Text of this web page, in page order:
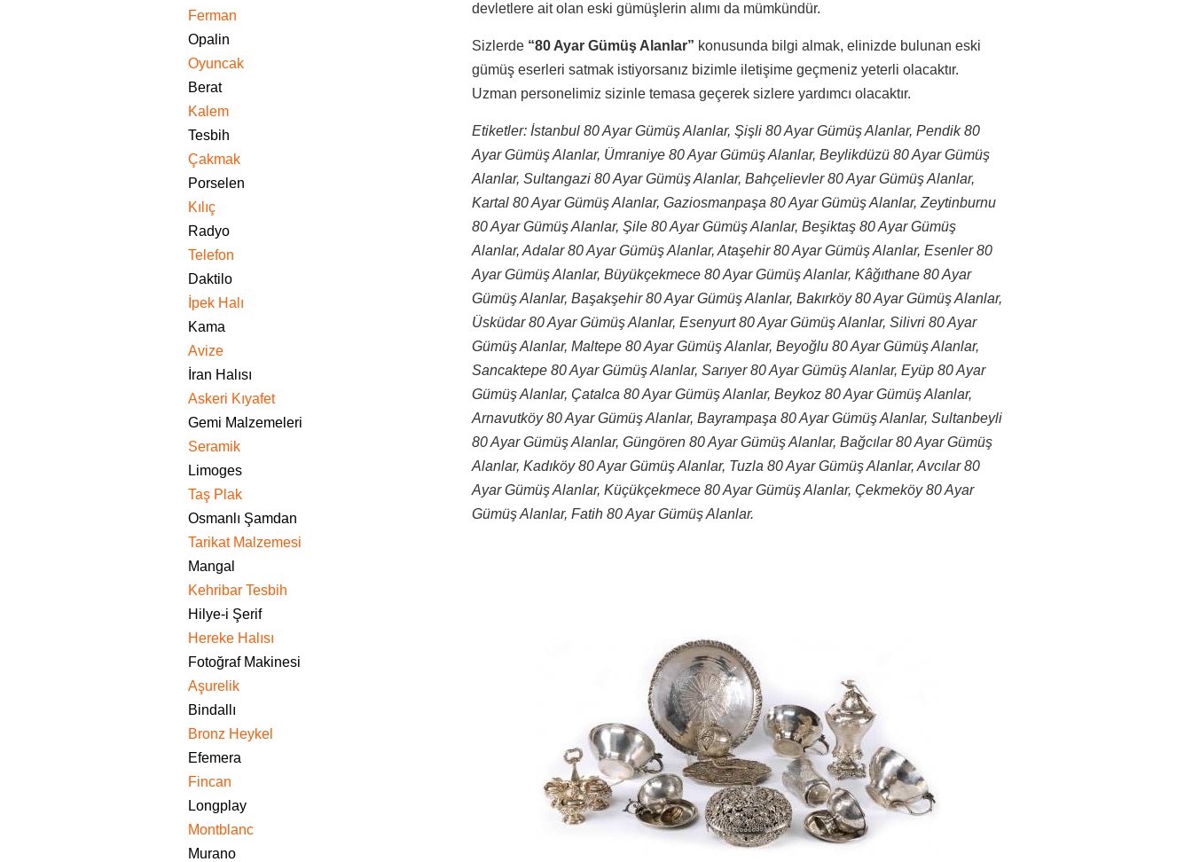
devletlere ait olan eski gümüşlerin alımı da mümkündür.
Sizlerde “80 Ayar Gümüş Alanlar” konusunda bilgi almak, elinizde bulunan eski
gümüş eserleri satmak istiyorsanız bizimle iletişime geçmeniz yeterli olacaktır.
Uzman personelimiz sizinle temasa geçerek sizlere yardımcı olacaktır.
Etiketler: İstanbul 80 Ayar Gümüş Alanlar, Şişli 80 Ayar Gümüş Alanlar, Pendik 80
Ayar Gümüş Alanlar, Ümraniye 80 Ayar Gümüş Alanlar, Beylikdüzü 80 Ayar Gümüş
Alanlar, Sultangazi 80 Ayar Gümüş Alanlar, Bahçelievler 80 Ayar Gümüş Alanlar,
Kartal 80 Ayar Gümüş Alanlar, Gaziosmanpaşa 80 Ayar Gümüş Alanlar, Zeytinburnu
80 Ayar Gümüş Alanlar, Şile 80 Ayar Gümüş Alanlar, Beşiktaş 80 Ayar Gümüş
Alanlar, Adalar 80 Ayar Gümüş Alanlar, Ataşehir 80 Ayar Gümüş Alanlar, Esenler 80
Ayar Gümüş Alanlar, Büyükçekmece 80 Ayar Gümüş Alanlar, Kâğıthane 80 Ayar
Gümüş Alanlar, Başakşehir 80 Ayar Gümüş Alanlar, Bakırköy 80 Ayar Gümüş Alanlar,
Üsküdar 80 Ayar Gümüş Alanlar, Esenyurt 80 Ayar Gümüş Alanlar, Silivri 80 Ayar
Gümüş Alanlar, Maltepe 80 Ayar Gümüş Alanlar, Beyoğlu 80 Ayar Gümüş Alanlar,
Sancaktepe 80 Ayar Gümüş Alanlar, Sarıyer 80 Ayar Gümüş Alanlar, Eyüp 80 Ayar
Gümüş Alanlar, Çatalca 80 Ayar Gümüş Alanlar, Beykoz 80 Ayar Gümüş Alanlar,
Arnavutköy 80 Ayar Gümüş Alanlar, Bayrampaşa 80 Ayar Gümüş Alanlar, Sultanbeyli
80 Ayar Gümüş Alanlar, Güngören 80 Ayar Gümüş Alanlar, Bağcılar 80 Ayar Gümüş
Alanlar, Kadıköy 80 Ayar Gümüş Alanlar, Tuzla 80 Ayar Gümüş Alanlar, Avcılar 80
Ayar Gümüş Alanlar, Küçükçekmece 80 Ayar Gümüş Alanlar, Çekmeköy 80 Ayar
Gümüş Alanlar, Fatih 80 Ayar Gümüş Alanlar.
Ferman
Opalin
Oyuncak
Berat
Kalem
Tesbih
Çakmak
Porselen
Kılıç
Radyo
Telefon
Daktilo
İpek Halı
Kama
Avize
İran Halısı
Askeri Kıyafet
Gemi Malzemeleri
Seramik
Limoges
Taş Plak
Osmanlı Şamdan
Tarikat Malzemesi
Mangal
Kehribar Tesbih
Hilye-i Şerif
Hereke Halısı
Fotoğraf Makinesi
Aşurelik
Bindallı
Bronz Heykel
Efemera
Fincan
Longplay
Montblanc
Murano